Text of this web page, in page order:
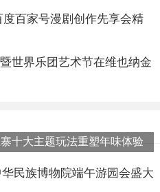
百家号漫剧创作先享会精
世界乐团艺术节在维也纳金
十大主题玩法重塑年味体验
民族博物院端午游园会盛大